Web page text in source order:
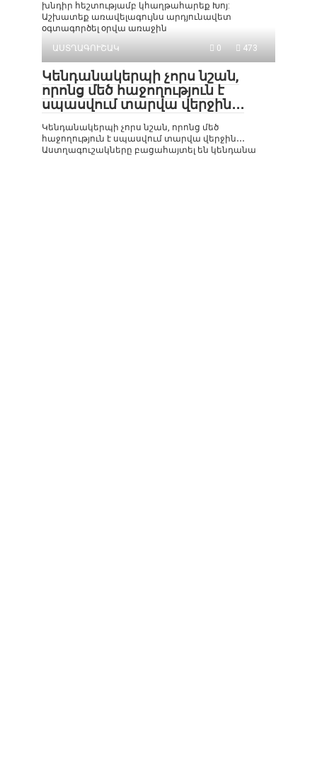
խնդիր հեշտությամբ կհաղթահարեք Խոյ:
Աշխատեք առավելագույնս արդյունավետ
օգտագործել օրվա առաջին
ԱՍՏՂԱԳՈՒՇԱԿ
0 473
Կենդանակերպի չորս նշան,
որոնց մեծ հաջողություն է
սպասվում տարվա վերջին․․․
Կենդանակերպի չորս նշան, որոնց մեծ
հաջողություն է սպասվում տարվա վերջին․․․
Աստղագուշակները բացահայտել են կենդանա